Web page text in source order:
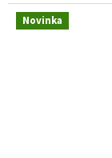
Novinka